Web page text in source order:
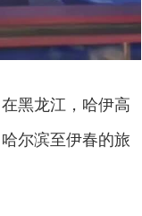
黑龙江，哈伊高
尔滨至伊春的旅